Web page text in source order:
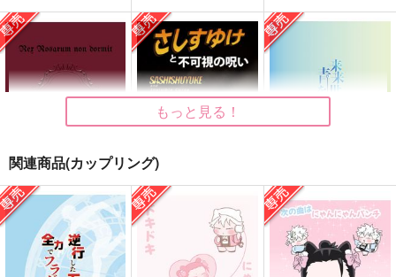
碧天のアンザイレン
黒糖書房
1,430円（税込）
五条悟×夏油傑
作品詳細
My Fair Nobleman
黒糖書房
1,430円（税込）
五条悟×夏油傑
最強はダンジョンでも
やっぱり最強だった
1,430円（税込）
Rex Rosarum non d
ormit
黒糖書房 箸置き
専売 1,430円 （税込）
さしすゆけと不可視の
呪い
黒糖書房
1,430円（税込）
来来世世に青を刺す
黒糖書房
専売 1,430円（税込）
もっと見る！
関連商品(カップリング)